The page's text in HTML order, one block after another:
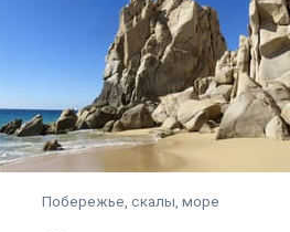
Побережье, скалы, море